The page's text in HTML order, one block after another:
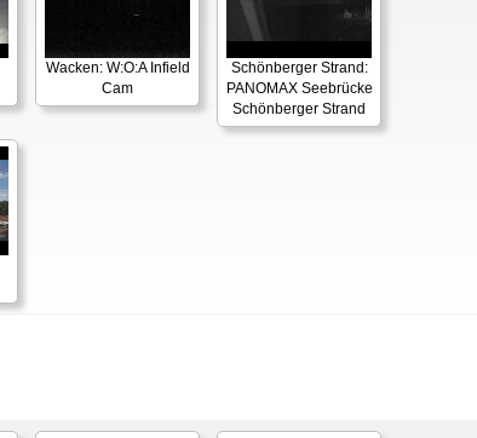
Wacken: W:O:A Infield
Cam
Schönberger Strand:
PANOMAX Seebrücke
Schönberger Strand